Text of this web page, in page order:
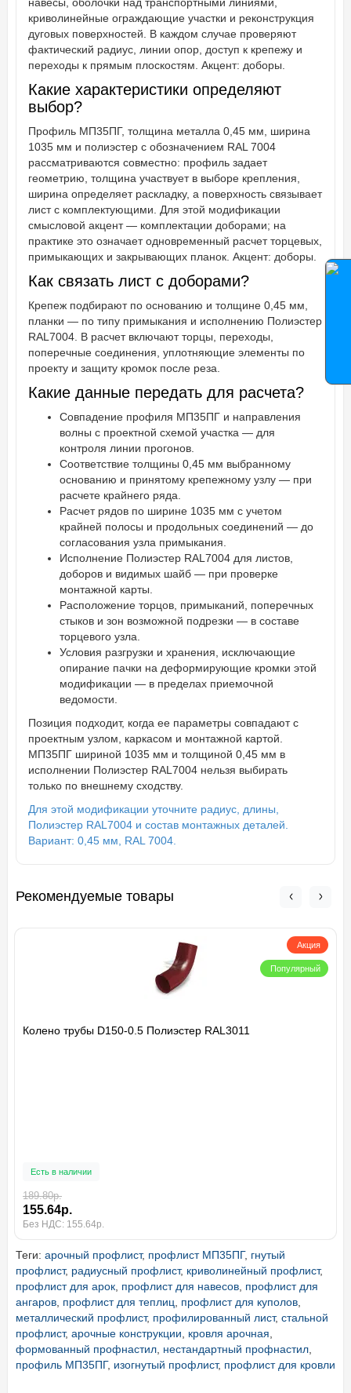
навесы, оболочки над транспортными линиями,
криволинейные ограждающие участки и реконструкция
дуговых поверхностей. В каждом случае проверяют
фактический радиус, линии опор, доступ к крепежу и
переходы к прямым плоскостям. Акцент: доборы.
Какие характеристики определяют
выбор?
Профиль МП35ПГ, толщина металла 0,45 мм, ширина
1035 мм и полиэстер с обозначением RAL 7004
рассматриваются совместно: профиль задает
геометрию, толщина участвует в выборе крепления,
ширина определяет раскладку, а поверхность связывает
лист с комплектующими. Для этой модификации
смысловой акцент — комплектации доборами; на
практике это означает одновременный расчет торцевых,
примыкающих и закрывающих планок. Акцент: доборы.
Как связать лист с доборами?
Крепеж подбирают по основанию и толщине 0,45 мм,
планки — по типу примыкания и исполнению Полиэстер
RAL7004. В расчет включают торцы, переходы,
поперечные соединения, уплотняющие элементы по
проекту и защиту кромок после реза.
Какие данные передать для расчета?
Совпадение профиля МП35ПГ и направления
волны с проектной схемой участка — для
контроля линии прогонов.
Соответствие толщины 0,45 мм выбранному
основанию и принятому крепежному узлу — при
расчете крайнего ряда.
Расчет рядов по ширине 1035 мм с учетом
крайней полосы и продольных соединений — до
согласования узла примыкания.
Исполнение Полиэстер RAL7004 для листов,
доборов и видимых шайб — при проверке
монтажной карты.
Расположение торцов, примыканий, поперечных
стыков и зон возможной подрезки — в составе
торцевого узла.
Условия разгрузки и хранения, исключающие
опирание пачки на деформирующие кромки этой
модификации — в пределах приемочной
ведомости.
Позиция подходит, когда ее параметры совпадают с
проектным узлом, каркасом и монтажной картой.
МП35ПГ шириной 1035 мм и толщиной 0,45 мм в
исполнении Полиэстер RAL7004 нельзя выбирать
только по внешнему сходству.
Для этой модификации уточните радиус, длины,
Полиэстер RAL7004 и состав монтажных деталей.
Вариант: 0,45 мм, RAL 7004.
Рекомендуемые товары
Акция
Популярный
Колено трубы D150-0.5 Полиэстер RAL3011
Есть в наличии
189.80р.
155.64р.
Без НДС: 155.64р.
Теги: арочный профлист, профлист МП35ПГ, гнутый
профлист, радиусный профлист, криволинейный профлист,
профлист для арок, профлист для навесов, профлист для
ангаров, профлист для теплиц, профлист для куполов,
металлический профлист, профилированный лист, стальной
профлист, арочные конструкции, кровля арочная,
формованный профнастил, нестандартный профнастил,
профиль МП35ПГ, изогнутый профлист, профлист для кровли